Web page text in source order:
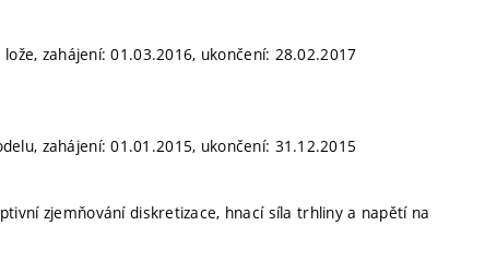
zahájení: 01.03.2016, ukončení: 28.02.2017
zahájení: 01.01.2015, ukončení: 31.12.2015
zjemňování diskretizace, hnací síla trhliny a napětí na